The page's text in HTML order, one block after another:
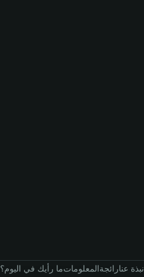
ما رأيك في اليوم؟المعلوماترائجةنبذة عنا